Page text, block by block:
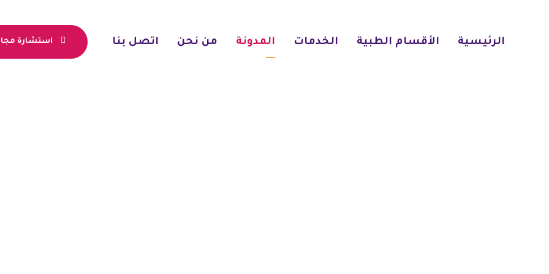
الرئيسية الأقسام الطبية الخدمات المدونة من نحن اتصل بنا استشارة